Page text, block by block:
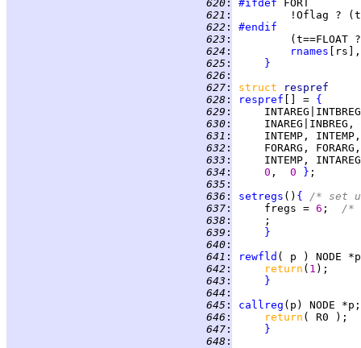
620 : #ifdef
621 :
!Oflag ?
622 :
#endif
623 :
(t==FLOAT
624 : rnames
625 :
}
626 :
627 : struct
respref
628 : respref [] = {
629 :
630 :
631 :
632 :
633 :
634 : 0 , 0 }
635 :
636 : setregs () {
/* set
637 :
     fregs =
6 ;
/*
638 :
639 :
}
640 :
641 : rewfld ( p ) NODE
642 : return ( 1
643 :
}
644 :
645 : callreg (p) NODE
646 : return
647 :
}
648 :